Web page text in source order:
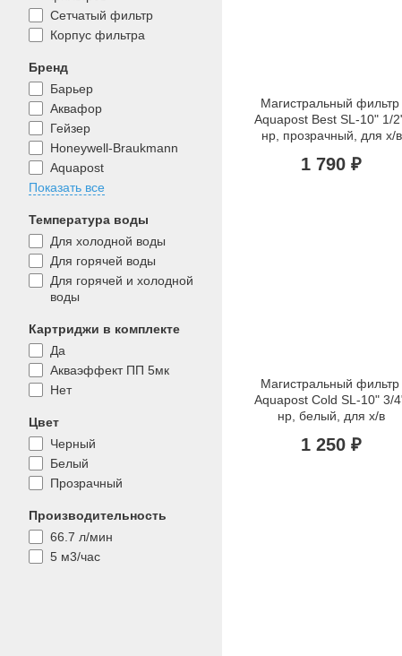
Сетчатый фильтр
Корпус фильтра
Бренд
Барьер
Аквафор
Гейзер
Honeywell-Braukmann
Aquapost
Показать все
Температура воды
Для холодной воды
Для горячей воды
Для горячей и холодной
воды
Картриджи в комплекте
Да
Акваэффект ПП 5мк
Нет
Цвет
Черный
Белый
Прозрачный
Производительность
66.7 л/мин
5 м3/час
Магистральный фильтр
Aquapost Best SL-10" 1/
нр, прозрачный, для х/в
1 790 ₽
Магистральный фильтр
Aquapost Cold SL-10" 3/
нр, белый, для х/в
1 250 ₽